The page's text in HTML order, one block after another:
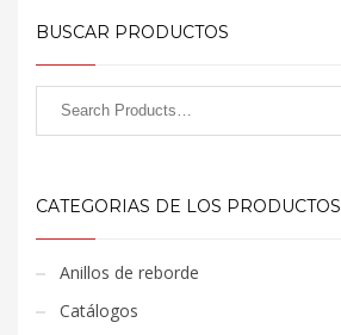
BUSCAR PRODUCTOS
CATEGORIAS DE LOS PRODUCTOS
Anillos de reborde
Catálogos